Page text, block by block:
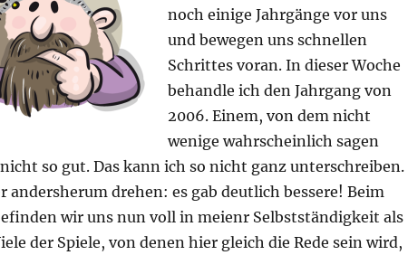
noch einige Jahrgänge vor uns
und bewegen uns schnellen
Schrittes voran. In dieser Woche
behandle ich den Jahrgang von
2006. Einem, von dem nicht
wenige wahrscheinlich sagen
so gut. Das kann ich so nicht ganz unterschreiben.
andersherum drehen: es gab deutlich bessere! Beim
wir uns nun voll in meienr Selbstständigkeit als
der Spiele, von denen hier gleich die Rede sein wird,